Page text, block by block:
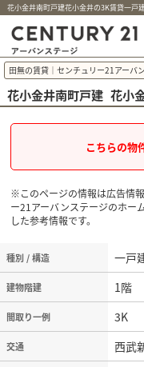
花小金井南町戸建花小金井の3K賃貸一戸
田無の賃貸｜センチュリー21アーバ
花小金井南町戸建 花小
こちらの物
※このページの情報は広告情
ー21アーバンステージのホー
した参考情報です。
種別 / 構造 一戸
建物階建 1階
間取り一例 3K
交通 西武